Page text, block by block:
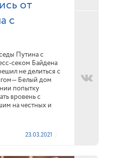
от
с
Путина с
секом Байдена
не делиться с
Белый дом
попытку
вровень с
на честных и
23.03.2021